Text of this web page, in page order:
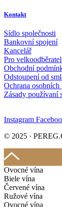
Kontakt
Sídlo společnosti
Bankovní spojení
Kancelář
Pro
Obchodní
Odstoupení od
Ochrana osobních
Zásady používaní
Instagram
© 2025 ·
Ovocné vína
Biele vína
Červené vína
Ružové vína
Ovocné vína